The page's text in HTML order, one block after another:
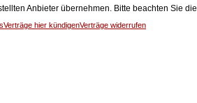
Anbieter übernehmen. Bitte beachten Sie die
Verträge hier kündigenVerträge widerrufen